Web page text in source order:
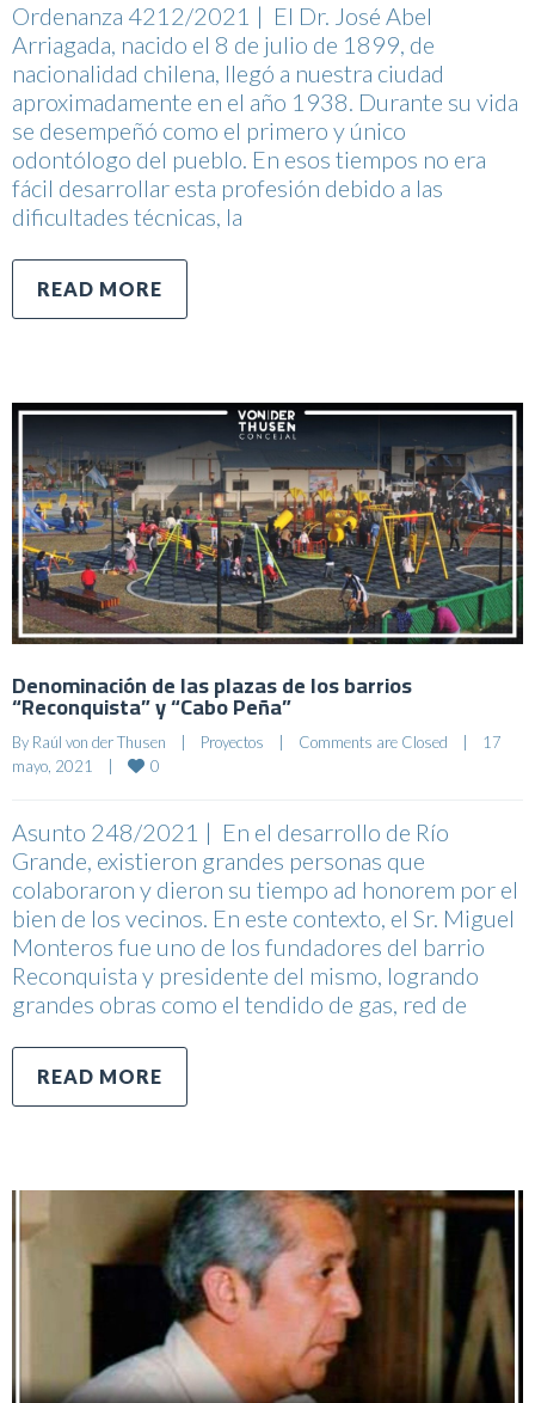
Ordenanza 4212/2021 | El Dr. José Abel
Arriagada, nacido el 8 de julio de 1899, de
nacionalidad chilena, llegó a nuestra ciudad
aproximadamente en el año 1938. Durante su vida
se desempeñó como el primero y único
odontólogo del pueblo. En esos tiempos no era
fácil desarrollar esta profesión debido a las
dificultades técnicas, la
READ MORE
Denominación de las plazas de los barrios
“Reconquista” y “Cabo Peña”
By Raúl von der Thusen | Proyectos | Comments are Closed |
17
mayo, 2021
| 0
Asunto 248/2021 | En el desarrollo de Río
Grande, existieron grandes personas que
colaboraron y dieron su tiempo ad honorem por el
bien de los vecinos. En este contexto, el Sr. Miguel
Monteros fue uno de los fundadores del barrio
Reconquista y presidente del mismo, logrando
grandes obras como el tendido de gas, red de
READ MORE